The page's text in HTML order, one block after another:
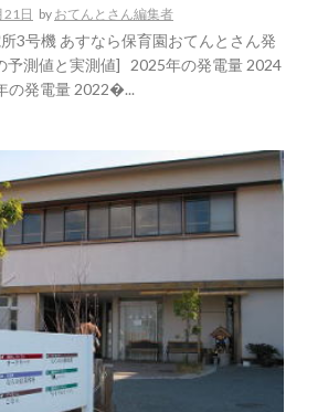
日 by おてんとさん編集者
3号機 あすなら保育園おてんとさん発
予測値と実測値] 2025年の発電量 2024
の発電量 2022�...